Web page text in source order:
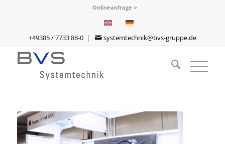
Onlineanfrage »
+49385 / 7733 88-0 | systemtechnik@bvs-gruppe.de